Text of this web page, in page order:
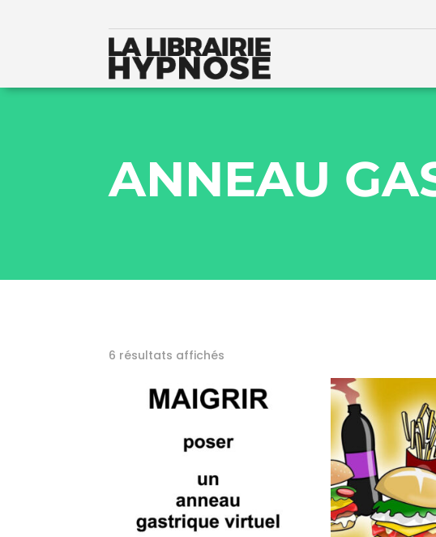
ANNEAU
6 résultats affichés